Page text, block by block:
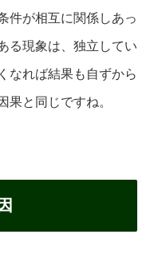
件が相互に関係しあっ
る現象は、独立してい
なれば結果も自ずから
果と同じですね。